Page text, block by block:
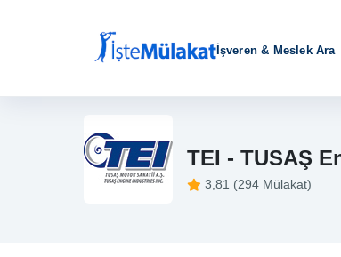
İşveren & Meslek Ara
TEI - TUSAŞ
3,81 (294 Mülakat)